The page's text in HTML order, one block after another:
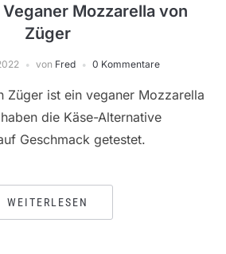
Mozzarella von
Züger
von Fred 0 Kommentare
Züger ist ein veganer Mozzarella
die Käse-Alternative
Geschmack getestet.
WEITERLESEN